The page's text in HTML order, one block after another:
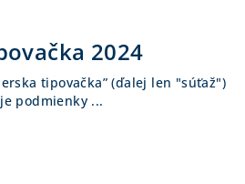
2024
tipovačka” (ďalej len "súťaž")
podmienky ...